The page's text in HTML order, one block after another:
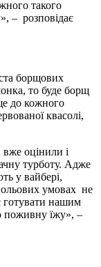
такого
– розповідає
борщових
то буде борщ
до кожного
квасолі,
оцінили і
турботу. Адже
у вайбері,
умовах не
нашим
поживну їжу», –